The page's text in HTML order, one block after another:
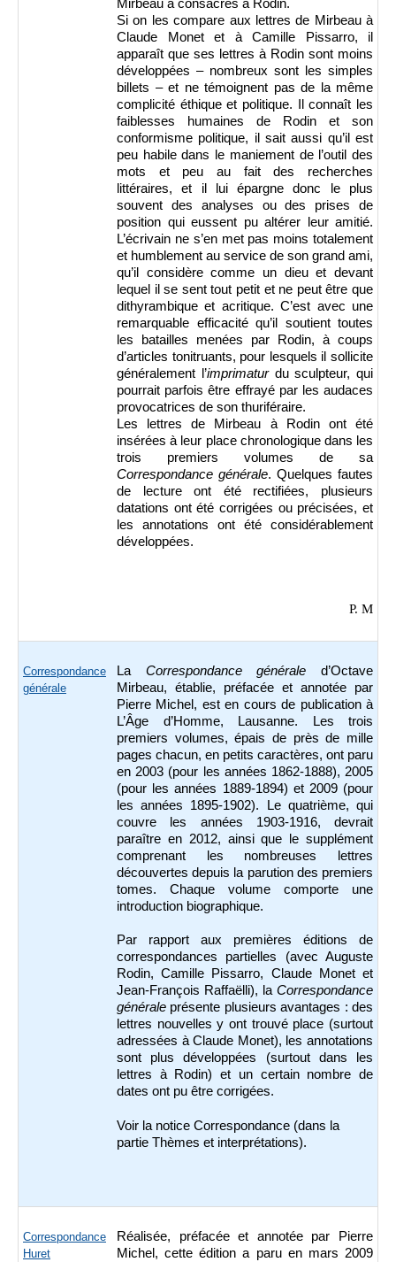
Mirbeau a consacrés à Rodin.
Si on les compare aux lettres de Mirbeau à
Claude Monet et à Camille Pissarro, il
apparaît que ses lettres à Rodin sont moins
développées – nombreux sont les simples
billets – et ne témoignent pas de la même
complicité éthique et politique. Il connaît les
faiblesses humaines de Rodin et son
conformisme politique, il sait aussi qu’il est
peu habile dans le maniement de l’outil des
mots et peu au fait des recherches
littéraires, et il lui épargne donc le plus
souvent des analyses ou des prises de
position qui eussent pu altérer leur amitié.
L’écrivain ne s’en met pas moins totalement
et humblement au service de son grand ami,
qu’il considère comme un dieu et devant
lequel il se sent tout petit et ne peut être que
dithyrambique et acritique. C’est avec une
remarquable efficacité qu’il soutient toutes
les batailles menées par Rodin, à coups
d’articles tonitruants, pour lesquels il sollicite
généralement l’imprimaturdu sculpteur, qui
pourrait parfois être effrayé par les audaces
provocatrices de son thuriféraire.
Les lettres de Mirbeau à Rodin ont été
insérées à leur place chronologique dans les
trois premiers volumes de sa
Correspondance générale. Quelques fautes
de lecture ont été rectifiées, plusieurs
datations ont été corrigées ou précisées, et
les annotations ont été considérablement
développées.
P. M
Correspondance
générale
La Correspondance générale d’Octave
Mirbeau, établie, préfacée et annotée par
Pierre Michel, est en cours de publication à
L’Âge d’Homme, Lausanne. Les trois
premiers volumes, épais de près de mille
pages chacun, en petits caractères, ont paru
en 2003 (pour les années 1862-1888), 2005
(pour les années 1889-1894) et 2009 (pour
les années 1895-1902). Le quatrième, qui
couvre les années 1903-1916, devrait
paraître en 2012, ainsi que le supplément
comprenant les nombreuses lettres
découvertes depuis la parution des premiers
tomes. Chaque volume comporte une
introduction biographique.
Par rapport aux premières éditions de
correspondances partielles (avec Auguste
Rodin, Camille Pissarro, Claude Monet et
Jean-François Raffaëlli), la Correspondance
générale présente plusieurs avantages : des
lettres nouvelles y ont trouvé place (surtout
adressées à Claude Monet), les annotations
sont plus développées (surtout dans les
lettres à Rodin) et un certain nombre de
dates ont pu être corrigées.
Voir la notice Correspondance (dans la
partie Thèmes et interprétations).
Correspondance
Huret
Réalisée, préfacée et annotée par Pierre
Michel, cette édition a paru en mars 2009